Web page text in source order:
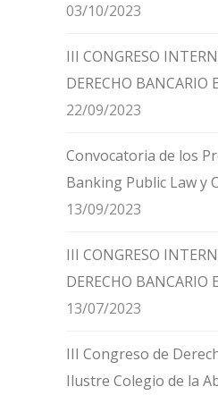
03/10/2023
III CONGRESO
DERECHO BANCARIO
22/09/2023
Convocatoria de los
Banking Public Law y
13/09/2023
III CONGRESO
DERECHO BANCARIO
13/07/2023
III Congreso de
Ilustre Colegio de la